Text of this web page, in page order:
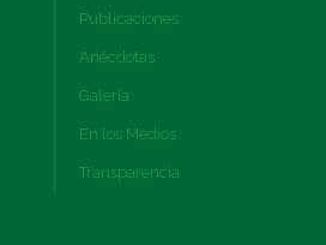
Publicaciones
Anécdotas
Galería
En los Medios
Transparencia